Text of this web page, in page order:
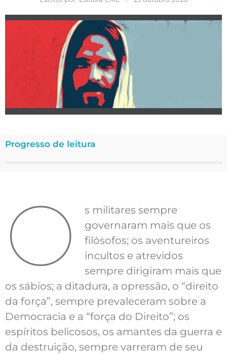
Progresso de leitura
O
s militares sempre
governaram mais que os
filósofos; os aventureiros
incultos e atrevidos
sempre dirigiram mais que
os sábios; a ditadura, a opressão, o “direito
da força”, sempre prevaleceram sobre a
Democracia e a “força do Direito”; os
espíritos belicosos, os amantes da guerra e
da destruição, sempre varreram de seu